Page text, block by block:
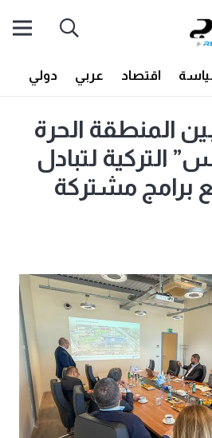
اقتصاد عربي دولي
المنطقة الحرة
التركية لتبادل
برامج مشتركة